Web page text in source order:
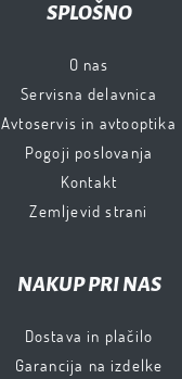
SPLOŠNO
O nas
Servisna delavnica
Avtoservis in avtooptika
Pogoji poslovanja
Kontakt
Zemljevid strani
NAKUP PRI NAS
Dostava in plačilo
Garancija na izdelke